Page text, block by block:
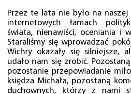
Przez te lata nie było na
internetowych łamach
świata, nienawiści, oceniania i
Staraliśmy się wprowadzać
Wichry okazały się silniejsze,
udało nam się zrobić.
pozostanie przepowiadanie
księdza Michała, pozostaną
duchownych, którzy z nami